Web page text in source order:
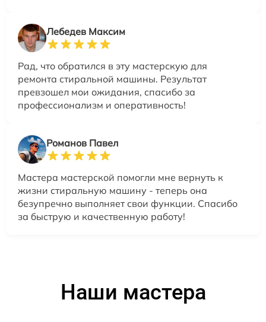
Лебедев Максим
Рад, что обратился в эту мастерскую для
ремонта стиральной машины. Результат
превзошел мои ожидания, спасибо за
профессионализм и оперативность!
Романов Павел
Мастера мастерской помогли мне вернуть к
жизни стиральную машину - теперь она
безупречно выполняет свои функции. Спасибо
за быструю и качественную работу!
Наши мастера